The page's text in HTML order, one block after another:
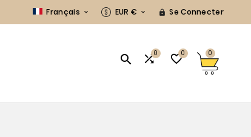
Français  EUR €   Se Connecter
 0 0 0